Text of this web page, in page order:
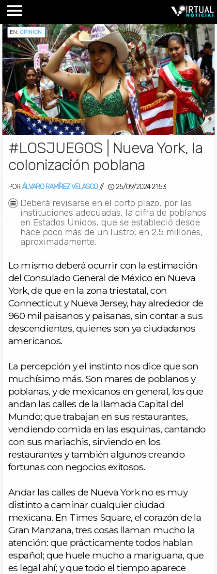
EN: OPINION
#LOSJUEGOS | Nueva York, la
colonización poblana
PORÁLVARO RAMÍREZ VELASCO// 25/09/2024 21:53
Deberá revisarse en el corto plazo, por las
instituciones adecuadas, la cifra de poblanos
en Estados Unidos, que se estableció desde
hace poco más de un lustro, en 2.5 millones,
aproximadamente.
Lo mismo deberá ocurrir con la estimación
del Consulado General de México en Nueva
York, de que en la zona triestatal, con
Connecticut y Nueva Jersey, hay alrededor de
960 mil paisanos y paisanas, sin contar a sus
descendientes, quienes son ya ciudadanos
americanos.
La percepción y el instinto nos dice que son
muchísimo más. Son mares de poblanos y
poblanas, y de mexicanos en general, los que
andan las calles de la llamada Capital del
Mundo; que trabajan en sus restaurantes,
vendiendo comida en las esquinas, cantando
con sus mariachis, sirviendo en los
restaurantes y también algunos creando
fortunas con negocios exitosos.
Andar las calles de Nueva York no es muy
distinto a caminar cualquier ciudad
mexicana. En Times Square, el corazón de la
Gran Manzana, tres cosas llaman mucho la
atención: que prácticamente todos hablan
español; que huele mucho a mariguana, que
es legal ahí; y que todo el tiempo aparece